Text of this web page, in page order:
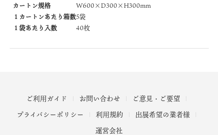
カートン規格
W600×D300×H300mm
１カートンあたり箱数5袋
１袋あたり入数
40枚
ご利用ガイド お問い合わせ
ご意見・ご要望
プライバシーポリシー
利用規約
出展希望の業者様
運営会社